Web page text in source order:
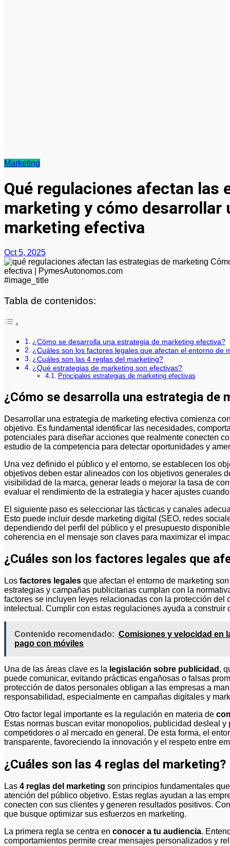
Marketing
Qué regulaciones afectan las
marketing y cómo desarrollar
marketing efectiva
Oct 5, 2025
#image_title
Tabla de contenidos:
¿Cómo se desarrolla una estrategia de marketing efectiva?
¿Cuáles son los factores legales que afectan el entorno de
¿Cuáles son las 4 reglas del marketing?
¿Qué estrategias de marketing son efectivas?
Principales estrategias de marketing efectivas
¿Cómo se desarrolla una estrategia de
Desarrollar una estrategia de marketing efectiva comienza con un análisis profundo del mercado y del público
objetivo. Es fundamental identificar las necesidades,
potenciales para diseñar acciones que realmente conecten
estudio de la competencia para detectar oportunidades y
Una vez definido el público y el entorno, se establecen los
objetivos deben estar alineados con los objetivos generales
visibilidad de la marca, generar leads o mejorar la tasa de
evaluar el rendimiento de la estrategia y hacer ajustes
El siguiente paso es seleccionar las tácticas y canales
Esto puede incluir desde marketing digital (SEO, redes
dependiendo del perfil del público y el presupuesto
coherencia en el mensaje son claves para maximizar el
¿Cuáles son los factores legales que
Los factores legales que afectan el entorno de marketing
estrategias y campañas publicitarias cumplan con la
factores se incluyen leyes relacionadas con la protección del
intelectual. Cumplir con estas regulaciones ayuda a
Contenido recomendado: Comisiones y velocidad en
pago con móviles
Una de las áreas clave es la legislación sobre publicidad ,
puede comunicar, evitando prácticas engañosas o falsas
protección de datos personales obligan a las empresas a
responsabilidad, especialmente en campañas digitales y
Otro factor legal importante es la regulación en materia de
Estas normas buscan evitar monopolios, publicidad desleal
competidores o al mercado en general. De esta forma, el
transparente, favoreciendo la innovación y el respeto entre
¿Cuáles son las 4 reglas del marketing?
Las 4 reglas del marketing son principios fundamentales
atención del público objetivo. Estas reglas ayudan a las
conecten con sus clientes y generen resultados positivos.
que busque optimizar sus esfuerzos en marketing.
La primera regla se centra en conocer a tu audiencia.
comportamientos permite crear mensajes personalizados y